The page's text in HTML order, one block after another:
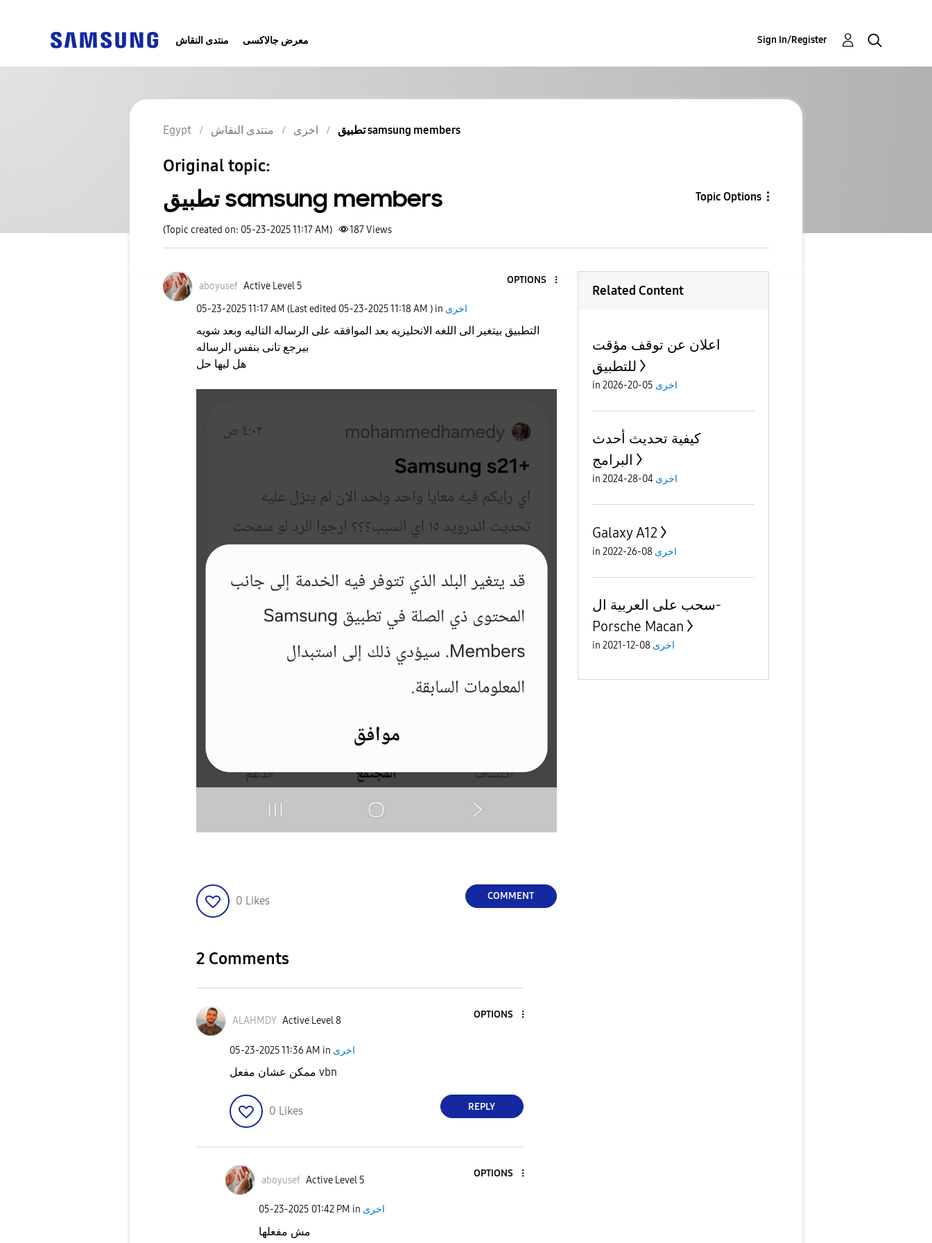
منتدى النقاش معرض جالاكسى Sign In/Register
Egypt منتدى النقاش اخرى تطبيق samsung members
Original topic:
تطبيق samsung members Topic Options
(Topic created on: 05-23-2025 11:17 AM) 187Views
aboyusef Active Level 5
OPTIONS
‎05-23-202511:17 AM (Last edited ‎05-23-202511:18 AM ) in اخرى
التطبيق بيتغير الى اللغه الانحليزيه بعد الموافقه على الرساله التاليه وبعد شويه
بيرجع تانى بنفس الرساله
هل ليها حل
0 Likes COMMENT
2 Comments
ALAHMDY Active Level 8
OPTIONS
‎05-23-202511:36 AM in اخرى
ممكن عشان مفعل vbn
0 Likes REPLY
aboyusef Active Level 5
OPTIONS
‎05-23-2025 01:42 PM in اخرى
مش مفعلها
Related Content
اعلان عن توقف مؤقت
للتطبيق
in اخرى 05-20-2026
كيفية تحديث أحدث
البرامج
in اخرى 04-28-2024
Galaxy A12
in اخرى 08-26-2022
سحب على العربية ال-
Porsche Macan
in اخرى 08-12-2021